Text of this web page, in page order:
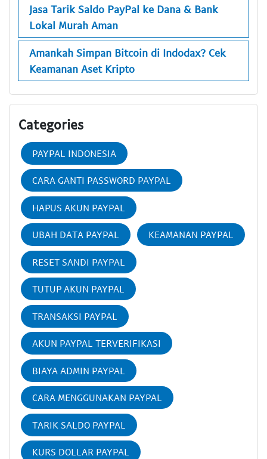
Jasa Tarik Saldo PayPal ke Dana & Bank
Lokal Murah Aman
Amankah Simpan Bitcoin di Indodax? Cek
Keamanan Aset Kripto
Categories
PAYPAL INDONESIA
CARA GANTI PASSWORD PAYPAL
HAPUS AKUN PAYPAL
UBAH DATA PAYPAL KEAMANAN PAYPAL
RESET SANDI PAYPAL
TUTUP AKUN PAYPAL
TRANSAKSI PAYPAL
AKUN PAYPAL TERVERIFIKASI
BIAYA ADMIN PAYPAL
CARA MENGGUNAKAN PAYPAL
TARIK SALDO PAYPAL
KURS DOLLAR PAYPAL